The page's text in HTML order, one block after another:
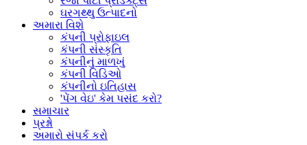
ઘરગથ્થુ ઉત્પાદનો
અમારા વિશે
કંપની પ્રોફાઇલ
કંપની સંસ્કૃતિ
કંપનીનું માળખું
કંપની વિડિઓ
કંપનીનો ઇતિહાસ
'પેંગ વેઇ' કેમ પસંદ કરો?
સમાચાર
પ્રશ્નો
અમારો સંપર્ક કરો